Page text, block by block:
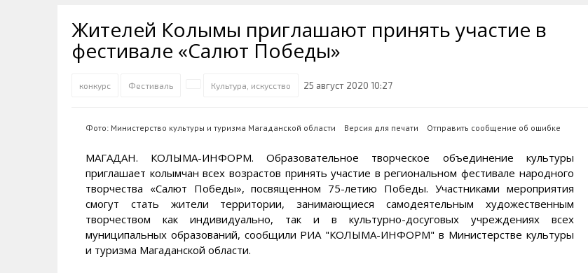
Их надо знать. Галерея славы
Песни о Колыме
Хранители экрана. Заставки
Онлайн вебкамеры в Магадане
3D районы города
Наркоте нет
Аэропорт Магадан
Полицейских не бить
Аварии ДТП
Визит
Благоустройство
Ипотека
Алименты
Косторезы Магадана
Магадан в Instagram
Жителей Колымы приглашают принять участие в
фестивале «Салют Победы»
конкурс Фестиваль Культура, искусство 25 август 2020 10:27
Фото: Министерство культуры и туризма Магаданской области Версия для печати Отправить сообщение об ошибке
МАГАДАН. КОЛЫМА-ИНФОРМ. Образовательное творческое объединение культуры
приглашает колымчан всех возрастов принять участие в региональном фестивале народного
творчества «Салют Победы», посвященном 75-летию Победы. Участниками мероприятия
смогут стать жители территории, занимающиеся самодеятельным художественным
творчеством как индивидуально, так и в культурно-досуговых учреждениях всех
муниципальных образований, сообщили РИА "КОЛЫМА-ИНФОРМ" в Министерстве культуры
и туризма Магаданской области.